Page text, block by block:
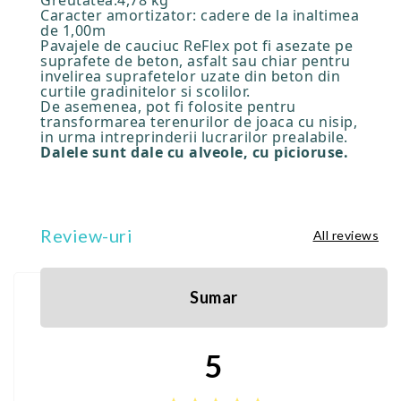
Caracter amortizator: cadere de la inaltimea
de 1,00m
Pavajele de cauciuc ReFlex pot fi asezate pe
suprafete de beton, asfalt sau chiar pentru
invelirea suprafetelor uzate din beton din
curtile gradinitelor si scolilor.
De asemenea, pot fi folosite pentru
transformarea terenurilor de joaca cu nisip,
in urma intreprinderii lucrarilor prealabile.
Dalele sunt dale cu alveole, cu picioruse.
Review-uri All reviews
Sumar
5